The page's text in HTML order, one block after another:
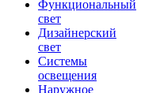
Функциональный
свет
Дизайнерский
свет
Системы
освещения
Наружное